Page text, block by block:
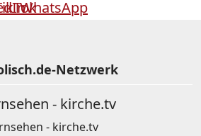
Netzwerk
- kirche.tv